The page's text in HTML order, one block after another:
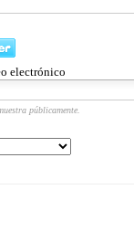
electrónico
públicamente.